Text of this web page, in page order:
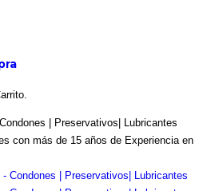
| Preservativos| Lubricantes
con más de 15 años de Experiencia en